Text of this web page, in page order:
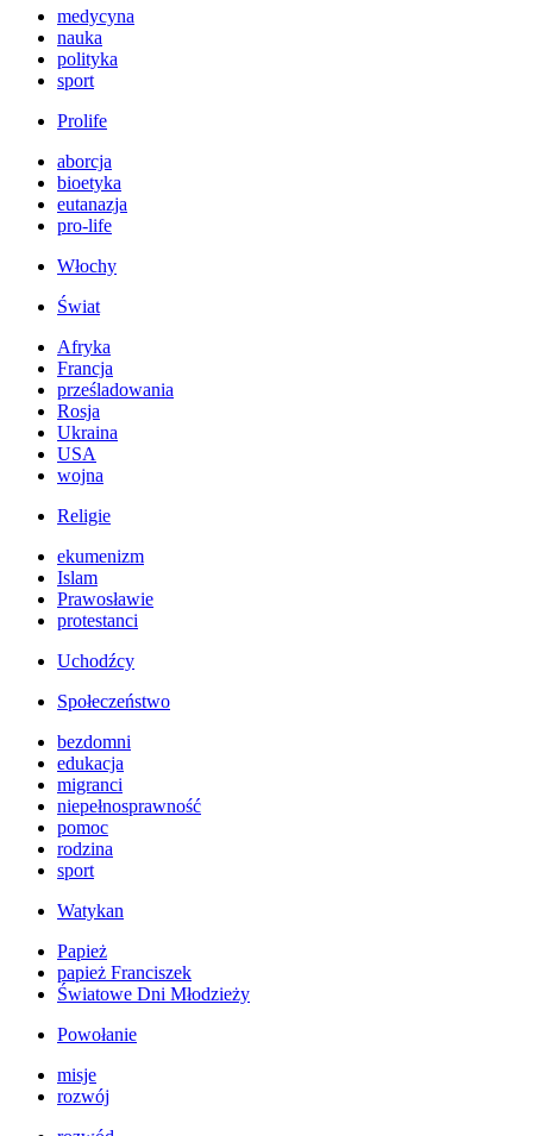
medycyna
nauka
polityka
sport
Prolife
aborcja
bioetyka
eutanazja
pro-life
Włochy
Świat
Afryka
Francja
prześladowania
Rosja
Ukraina
USA
wojna
Religie
ekumenizm
Islam
Prawosławie
protestanci
Uchodźcy
Społeczeństwo
bezdomni
edukacja
migranci
niepełnosprawność
pomoc
rodzina
sport
Watykan
Papież
papież Franciszek
Światowe Dni Młodzieży
Powołanie
misje
rozwój